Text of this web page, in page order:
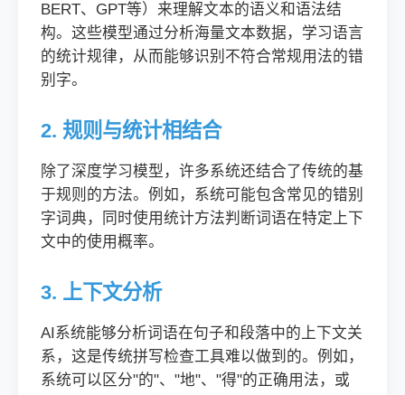
BERT、GPT等）来理解文本的语义和语法结
构。这些模型通过分析海量文本数据，学习语言
的统计规律，从而能够识别不符合常规用法的错
别字。
2. 规则与统计相结合
除了深度学习模型，许多系统还结合了传统的基
于规则的方法。例如，系统可能包含常见的错别
字词典，同时使用统计方法判断词语在特定上下
文中的使用概率。
3. 上下文分析
AI系统能够分析词语在句子和段落中的上下文关
系，这是传统拼写检查工具难以做到的。例如，
系统可以区分"的"、"地"、"得"的正确用法，或